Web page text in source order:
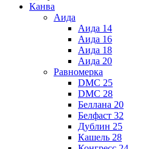
Канва
Аида
Аида 14
Аида 16
Аида 18
Аида 20
Равномерка
DMC 25
DMC 28
Беллана 20
Белфаст 32
Дублин 25
Кашель 28